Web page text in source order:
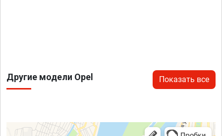
Другие модели Opel Показать все